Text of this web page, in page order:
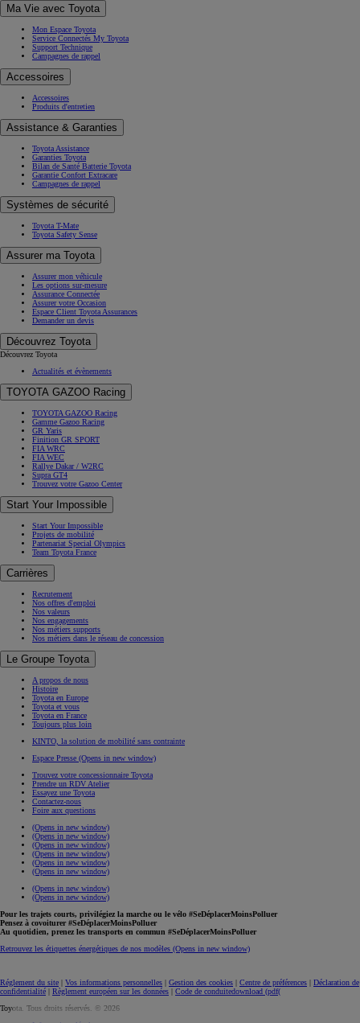
Ma Vie avec Toyota
Mon Espace Toyota
Service Connectés My Toyota
Support Technique
Campagnes de rappel
Accessoires
Accessoires
Produits d'entretien
Assistance & Garanties
Toyota Assistance
Garanties Toyota
Bilan de Santé Batterie Toyota
Garantie Confort Extracare
Campagnes de rappel
Systèmes de sécurité
Toyota T-Mate
Toyota Safety Sense
Assurer ma Toyota
Assurer mon véhicule
Les options sur-mesure
Assurance Connectée
Assurer votre Occasion
Espace Client Toyota Assurances
Demander un devis
Découvrez Toyota
Découvrez Toyota
Actualités et évènements
TOYOTA GAZOO Racing
TOYOTA GAZOO Racing
Gamme Gazoo Racing
GR Yaris
Finition GR SPORT
FIA WRC
FIA WEC
Rallye Dakar / W2RC
Supra GT4
Trouvez votre Gazoo Center
Start Your Impossible
Start Your Impossible
Projets de mobilité
Partenariat Special Olympics
Team Toyota France
Carrières
Recrutement
Nos offres d'emploi
Nos valeurs
Nos engagements
Nos métiers supports
Nos métiers dans le réseau de concession
Le Groupe Toyota
A propos de nous
Histoire
Toyota en Europe
Toyota et vous
Toyota en France
Toujours plus loin
KINTO, la solution de mobilité sans contrainte
Espace Presse (Opens in new window)
Trouvez votre concessionnaire Toyota
Prendre un RDV Atelier
Essayez une Toyota
Contactez-nous
Foire aux questions
(Opens in new window)
(Opens in new window)
(Opens in new window)
(Opens in new window)
(Opens in new window)
(Opens in new window)
(Opens in new window)
(Opens in new window)
Pour les trajets courts, privilégiez la marche ou le vélo #SeDéplacerMoinsPolluer
Pensez à covoiturer #SeDéplacerMoinsPolluer
Au quotidien, prenez les transports en commun #SeDéplacerMoinsPolluer
Retrouvez les étiquettes énergétiques de nos modèles (Opens in new window)
Réglement du site | Vos informations personnelles | Gestion des cookies | Centre de préférences | Déclaration de
confidentialité | Règlement européen sur les données | Code de conduitedownload (pdf(
Toyota. Tous droits réservés. © 2026